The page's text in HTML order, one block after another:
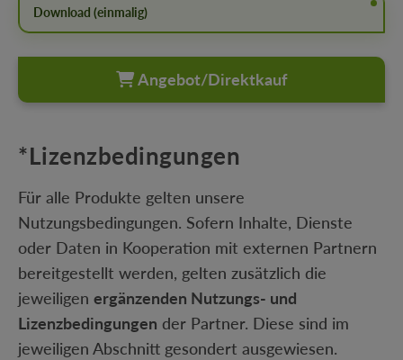
Download (einmalig)
Angebot/Direktkauf
*Lizenzbedingungen
Für alle Produkte gelten unsere
Nutzungsbedingungen. Sofern Inhalte, Dienste
oder Daten in Kooperation mit externen Partnern
bereitgestellt werden, gelten zusätzlich die
jeweiligen ergänzenden Nutzungs- und
Lizenzbedingungen der Partner. Diese sind im
jeweiligen Abschnitt gesondert ausgewiesen.